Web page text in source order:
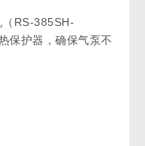
RS-385SH-
保护器，确保气泵不